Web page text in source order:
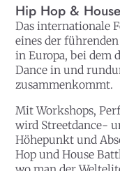
Hip Hop &
Das internationale
eines der
in Europa, bei dem
Dance in und
zusammenkommt.
Mit Workshops,
wird Streetdance-
Höhepunkt und
Hop und House